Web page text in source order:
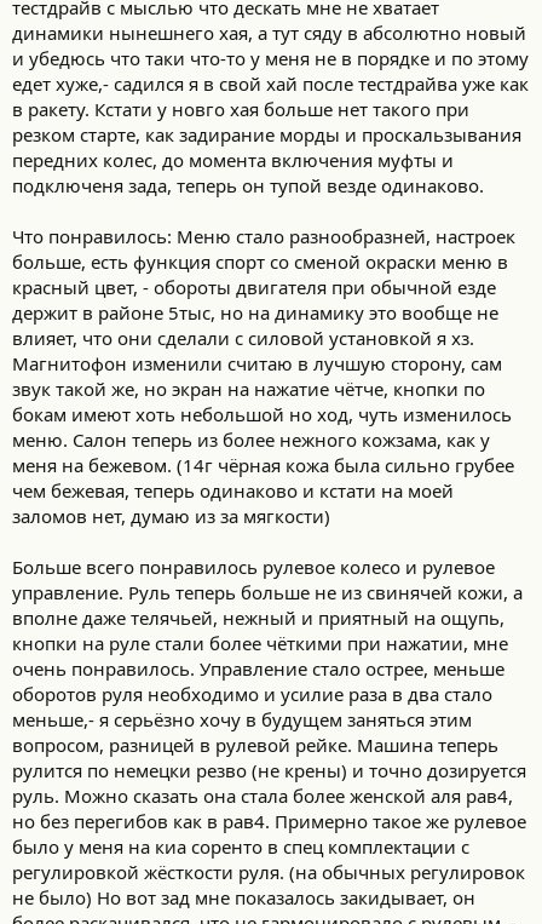
тестдрайв с мыслью что дескать мне не хватает
динамики нынешнего хая, а тут сяду в абсолютно новый
и убедюсь что таки что-то у меня не в порядке и по этому
едет хуже,- садился я в свой хай после тестдрайва уже как
в ракету. Кстати у новго хая больше нет такого при
резком старте, как задирание морды и проскальзывания
передних колес, до момента включения муфты и
подключеня зада, теперь он тупой везде одинаково.
Что понравилось: Меню стало разнообразней, настроек
больше, есть функция спорт со сменой окраски меню в
красный цвет, - обороты двигателя при обычной езде
держит в районе 5тыс, но на динамику это вообще не
влияет, что они сделали с силовой установкой я хз.
Магнитофон изменили считаю в лучшую сторону, сам
звук такой же, но экран на нажатие чётче, кнопки по
бокам имеют хоть небольшой но ход, чуть изменилось
меню. Салон теперь из более нежного кожзама, как у
меня на бежевом. (14г чёрная кожа была сильно грубее
чем бежевая, теперь одинаково и кстати на моей
заломов нет, думаю из за мягкости)
Больше всего понравилось рулевое колесо и рулевое
управление. Руль теперь больше не из свинячей кожи, а
вполне даже телячьей, нежный и приятный на ощупь,
кнопки на руле стали более чёткими при нажатии, мне
очень понравилось. Управление стало острее, меньше
оборотов руля необходимо и усилие раза в два стало
меньше,- я серьёзно хочу в будущем заняться этим
вопросом, разницей в рулевой рейке. Машина теперь
рулится по немецки резво (не крены) и точно дозируется
руль. Можно сказать она стала более женской аля рав4,
но без перегибов как в рав4. Примерно такое же рулевое
было у меня на киа соренто в спец комплектации с
регулировкой жёсткости руля. (на обычных регулировок
не было) Но вот зад мне показалось закидывает, он